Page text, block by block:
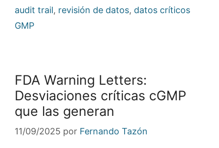
audit trail, revisión de datos, datos críticos
GMP
FDA Warning Letters:
Desviaciones críticas cGMP
que las generan
11/09/2025 por Fernando Tazón